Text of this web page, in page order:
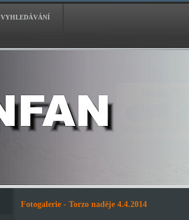
VYHLEDÁVÁNÍ
Fotogalerie - Torzo naděje 4.4.2014